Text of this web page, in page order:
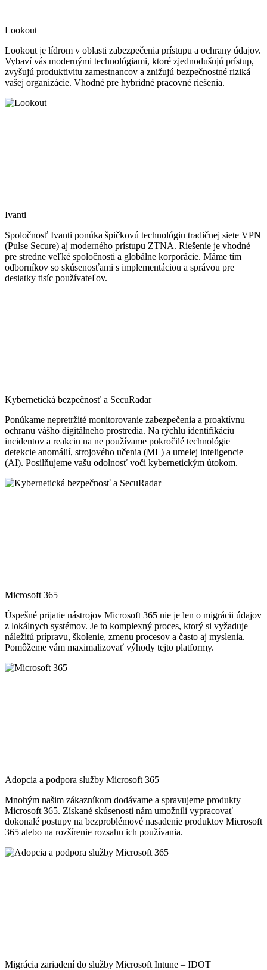
Lookout
Lookout je lídrom v oblasti zabezpečenia prístupu a ochrany údajov.
Vybaví vás modernými technológiami, ktoré zjednodušujú prístup,
zvyšujú produktivitu zamestnancov a znižujú bezpečnostné riziká
vašej organizácie. Vhodné pre hybridné pracovné riešenia.
Ivanti
Spoločnosť Ivanti ponúka špičkovú technológiu tradičnej siete VPN
(Pulse Secure) aj moderného prístupu ZTNA. Riešenie je vhodné
pre stredne veľké spoločnosti a globálne korporácie. Máme tím
odborníkov so skúsenosťami s implementáciou a správou pre
desiatky tisíc používateľov.
Kybernetická bezpečnosť a SecuRadar
Ponúkame nepretržité monitorovanie zabezpečenia a proaktívnu
ochranu vášho digitálneho prostredia. Na rýchlu identifikáciu
incidentov a reakciu na ne používame pokročilé technológie
detekcie anomálií, strojového učenia (ML) a umelej inteligencie
(AI). Posilňujeme vašu odolnosť voči kybernetickým útokom.
Microsoft 365
Úspešné prijatie nástrojov Microsoft 365 nie je len o migrácii údajov
z lokálnych systémov. Je to komplexný proces, ktorý si vyžaduje
náležitú prípravu, školenie, zmenu procesov a často aj myslenia.
Pomôžeme vám maximalizovať výhody tejto platformy.
Adopcia a podpora služby Microsoft 365
Mnohým našim zákazníkom dodávame a spravujeme produkty
Microsoft 365. Získané skúsenosti nám umožnili vypracovať
dokonalé postupy na bezproblémové nasadenie produktov Microsoft
365 alebo na rozšírenie rozsahu ich používania.
Migrácia zariadení do služby Microsoft Intune – IDOT